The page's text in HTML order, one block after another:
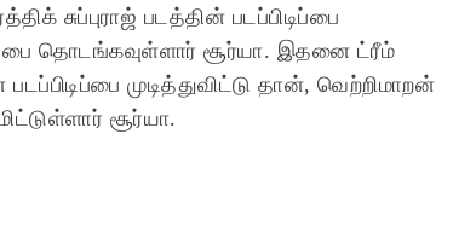
சுப்புராஜ் படத்தின் படப்பிடிப்பை
தொடங்கவுள்ளார் சூர்யா. இதனை ட்ரீம்
முடித்துவிட்டு தான், வெற்றிமாறன்
சூர்யா.